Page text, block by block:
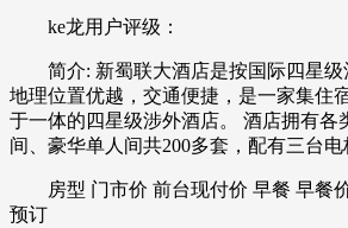
ke龙用户评级：
简介: 新蜀联大酒店是按国际四星级
地理位置优越，交通便捷，是一家集住
于一体的四星级涉外酒店。 酒店拥有各
间、豪华单人间共200多套，配有三台电
房型 门市价 前台现付价 早餐 早餐
预订